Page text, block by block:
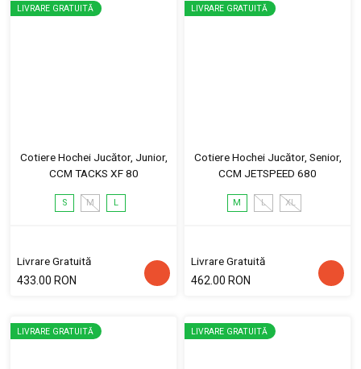
LIVRARE GRATUITĂ
Cotiere Hochei Jucător, Junior,
CCM TACKS XF 80
S M L
Livrare Gratuită
433.00 RON
LIVRARE GRATUITĂ
Cotiere Hochei Jucător, Senior,
CCM JETSPEED 680
M L XL
Livrare Gratuită
462.00 RON
LIVRARE GRATUITĂ LIVRARE GRATUITĂ